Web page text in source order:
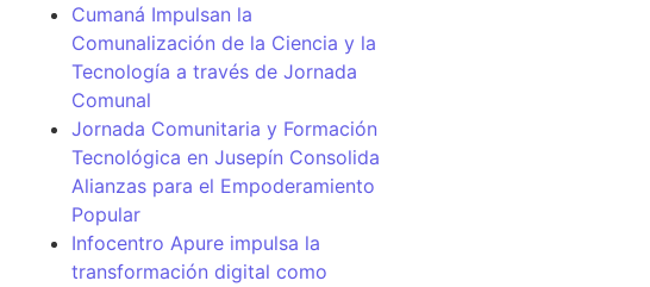
Cumaná Impulsan la
Comunalización de la Ciencia y la
Tecnología a través de Jornada
Comunal
Jornada Comunitaria y Formación
Tecnológica en Jusepín Consolida
Alianzas para el Empoderamiento
Popular
Infocentro Apure impulsa la
transformación digital como